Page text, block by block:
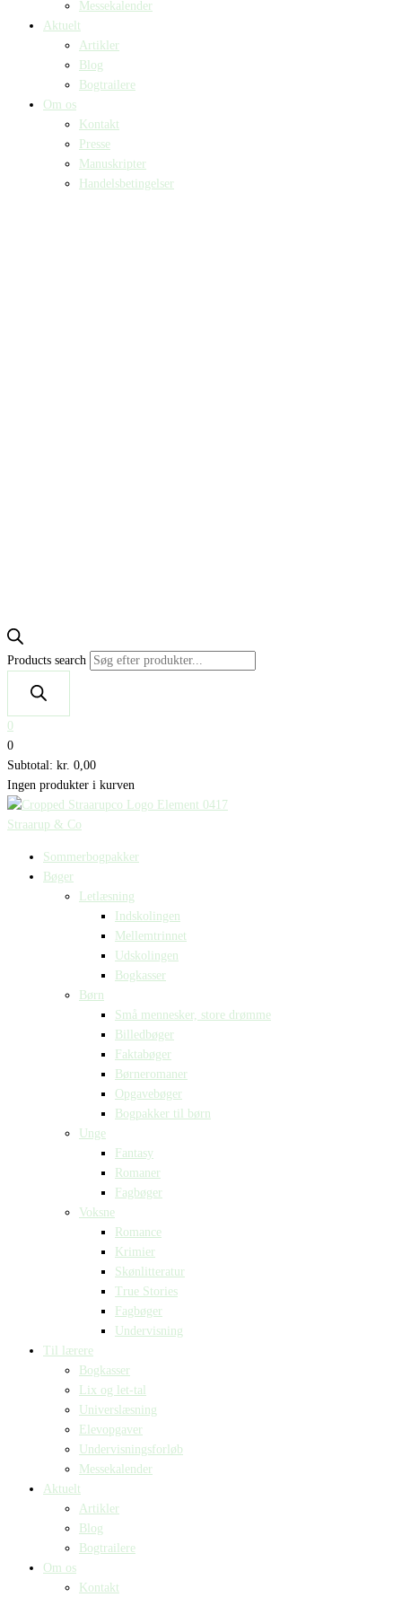
Messekalender
Aktuelt
Artikler
Blog
Bogtrailere
Om os
Kontakt
Presse
Manuskripter
Handelsbetingelser
Products search
0
0
Subtotal: kr. 0,00
Ingen produkter i kurven
Straarup & Co
Sommerbogpakker
Bøger
Letlæsning
Indskolingen
Mellemtrinnet
Udskolingen
Bogkasser
Børn
Små mennesker, store drømme
Billedbøger
Faktabøger
Børneromaner
Opgavebøger
Bogpakker til børn
Unge
Fantasy
Romaner
Fagbøger
Voksne
Romance
Krimier
Skønlitteratur
True Stories
Fagbøger
Undervisning
Til lærere
Bogkasser
Lix og let-tal
Universlæsning
Elevopgaver
Undervisningsforløb
Messekalender
Aktuelt
Artikler
Blog
Bogtrailere
Om os
Kontakt